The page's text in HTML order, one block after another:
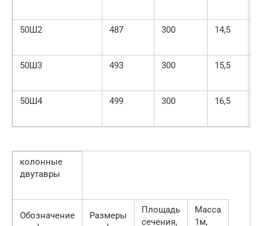
50Ш2 487 300 14,5
50Ш3 493 300 15,5
50Ш4 499 300 16,5
колонные
двутавры
Обозначение
Размеры
Площадь
сечения,
Масса
1м,